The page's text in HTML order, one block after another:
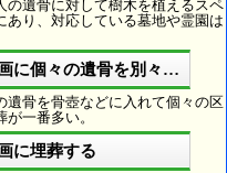
の遺骨に対して樹木を植えるスペ
あり、対応している墓地や霊園は
に個々の遺骨を別々に埋葬
遺骨を骨壺などに入れて個々の区
一番多い。
に埋葬する